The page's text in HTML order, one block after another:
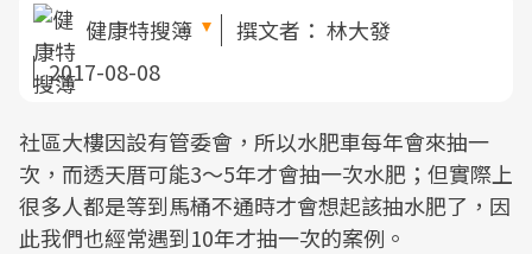
健康特搜簿 撰文者： 林大發
2017-08-08
社區大樓因設有管委會，所以水肥車每年會來抽一
次，而透天厝可能3～5年才會抽一次水肥；但實際上
很多人都是等到馬桶不通時才會想起該抽水肥了，因
此我們也經常遇到10年才抽一次的案例。